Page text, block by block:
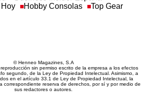
Hobby Consolas Top Gear
© Henneo Magazines, S.A
sin permiso escrito de la empresa a los efectos
segundo, de la Ley de Propiedad Intelectual. Asimismo, a
en el artículo 33.1 de Ley de Propiedad Intelectual, la
correspondiente reserva de derechos, por sí y por medio de
sus redactores o autores.